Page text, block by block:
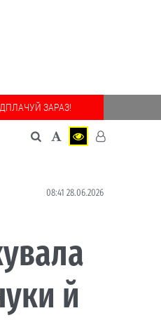
ЗАРАЗ!
08:41 28.06.2026
й